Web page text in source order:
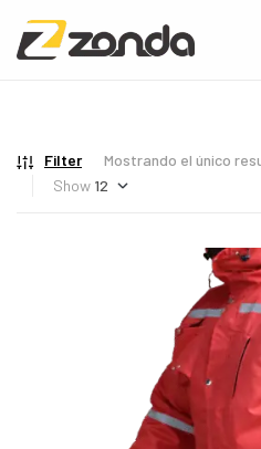
Filter
Mostrando el único
Show